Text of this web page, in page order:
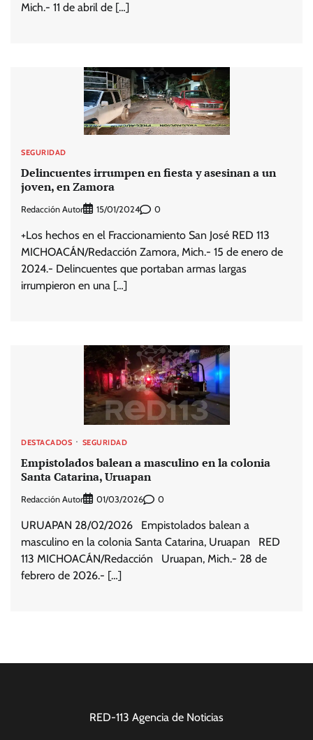
Mich.- 11 de abril de […]
SEGURIDAD
Delincuentes irrumpen en fiesta y asesinan a un
joven, en Zamora
Redacción Autor 15/01/2024 0
+Los hechos en el Fraccionamiento San José RED 113
MICHOACÁN/Redacción Zamora, Mich.- 15 de enero de
2024.- Delincuentes que portaban armas largas
irrumpieron en una […]
DESTACADOS SEGURIDAD
Empistolados balean a masculino en la colonia
Santa Catarina, Uruapan
Redacción Autor 01/03/2026 0
URUAPAN 28/02/2026 Empistolados balean a
masculino en la colonia Santa Catarina, Uruapan RED
113 MICHOACÁN/Redacción Uruapan, Mich.- 28 de
febrero de 2026.- […]
RED-113 Agencia de Noticias